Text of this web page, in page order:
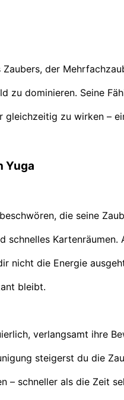
der
zu dominieren. Seine
gleichzeitig zu wirken –
Yuga
die seine
schnelles
nicht die Energie
bleibt.
verlangsamt ihre
steigerst du die
– schneller als die Zeit